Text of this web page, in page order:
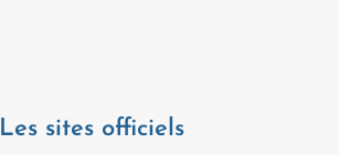
Les sites officiels